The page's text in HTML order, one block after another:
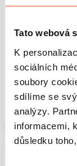
Tato webová
K
sociálních
soubory
sdílíme se
analýzy.
informacemi,
důsledku
18 370